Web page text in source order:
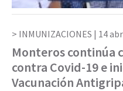
INMUNIZACIONES | 14
Monteros continúa
contra Covid-19 e
Vacunación